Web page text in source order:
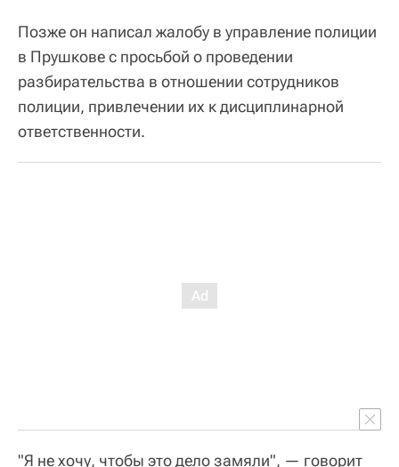
Позже он написал жалобу в управление полиции
в Прушкове с просьбой о проведении
разбирательства в отношении сотрудников
полиции, привлечении их к дисциплинарной
ответственности.
"Я не хочу, чтобы это дело замяли", — говорит